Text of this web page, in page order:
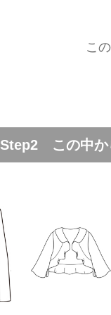
こ
Step2 この中か